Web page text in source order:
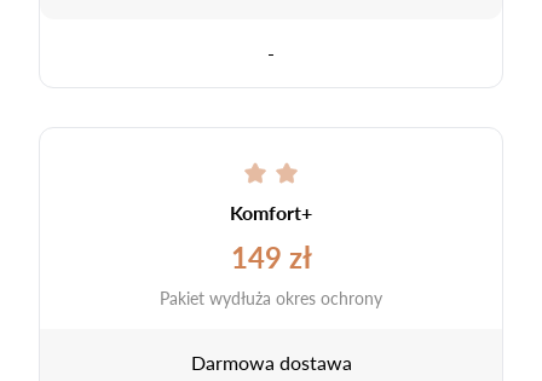
-
Komfort+
149 zł
Pakiet wydłuża okres ochrony
Darmowa dostawa